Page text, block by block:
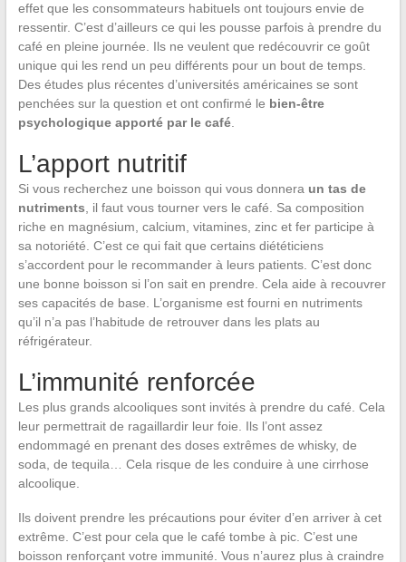
effet que les consommateurs habituels ont toujours envie de
ressentir. C’est d’ailleurs ce qui les pousse parfois à prendre du
café en pleine journée. Ils ne veulent que redécouvrir ce goût
unique qui les rend un peu différents pour un bout de temps.
Des études plus récentes d’universités américaines se sont
penchées sur la question et ont confirmé le bien-être
psychologique apporté par le café.
L’apport nutritif
Si vous recherchez une boisson qui vous donnera un tas de
nutriments, il faut vous tourner vers le café. Sa composition
riche en magnésium, calcium, vitamines, zinc et fer participe à
sa notoriété. C’est ce qui fait que certains diététiciens
s’accordent pour le recommander à leurs patients. C’est donc
une bonne boisson si l’on sait en prendre. Cela aide à recouvrer
ses capacités de base. L’organisme est fourni en nutriments
qu’il n’a pas l’habitude de retrouver dans les plats au
réfrigérateur.
L’immunité renforcée
Les plus grands alcooliques sont invités à prendre du café. Cela
leur permettrait de ragaillardir leur foie. Ils l’ont assez
endommagé en prenant des doses extrêmes de whisky, de
soda, de tequila… Cela risque de les conduire à une cirrhose
alcoolique.
Ils doivent prendre les précautions pour éviter d’en arriver à cet
extrême. C’est pour cela que le café tombe à pic. C’est une
boisson renforçant votre immunité. Vous n’aurez plus à craindre